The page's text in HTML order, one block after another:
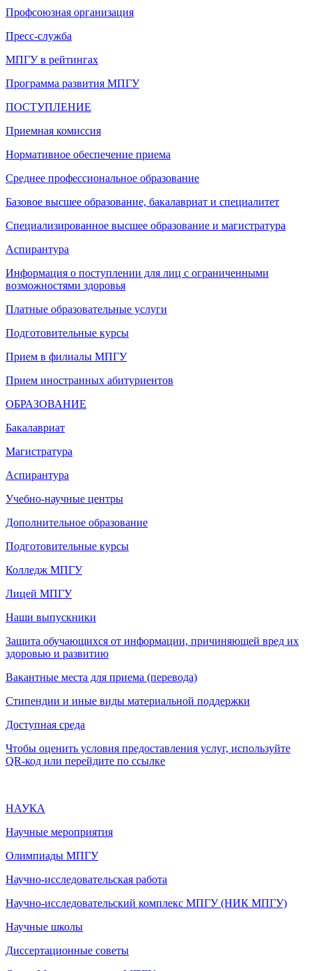
Профсоюзная организация
Пресс-служба
МПГУ в рейтингах
Программа развития МПГУ
ПОСТУПЛЕНИЕ
Приемная комиссия
Нормативное обеспечение приема
Среднее профессиональное образование
Базовое высшее образование, бакалавриат и специалитет
Специализированное высшее образование и магистратура
Аспирантура
Информация о поступлении для лиц с ограниченными
возможностями здоровья
Платные образовательные услуги
Подготовительные курсы
Прием в филиалы МПГУ
Прием иностранных абитуриентов
ОБРАЗОВАНИЕ
Бакалавриат
Магистратура
Аспирантура
Учебно-научные центры
Дополнительное образование
Подготовительные курсы
Колледж МПГУ
Лицей МПГУ
Наши выпускники
Защита обучающихся от информации, причиняющей вред их
здоровью и развитию
Вакантные места для приема (перевода)
Стипендии и иные виды материальной поддержки
Доступная среда
Чтобы оценить условия предоставления услуг, используйте
QR-код или перейдите по ссылке
НАУКА
Научные мероприятия
Олимпиады МПГУ
Научно-исследовательская работа
Научно-исследовательский комплекс МПГУ (НИК МПГУ)
Научные школы
Диссертационные советы